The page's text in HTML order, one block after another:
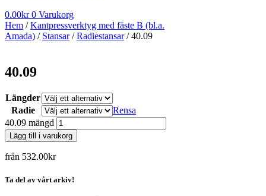
0.00kr 0 Varukorg
Hem /Kantpressverktyg med fäste B (bl.a.
Amada) / Stansar/Radiestansar/ 40.09
40.09
Längder
Radie
Rensa
40.09 mängd
Lägg till i varukorg
från 532.00kr
Ta del av vårt arkiv!